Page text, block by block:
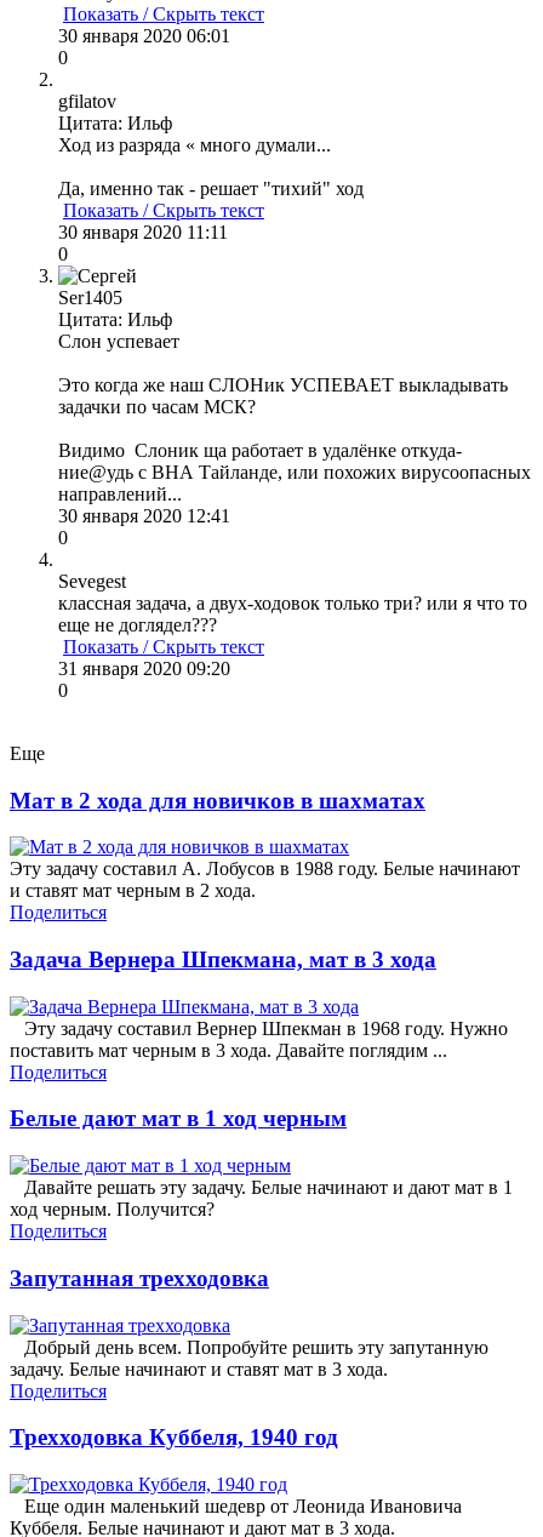
Показать / Скрыть текст
30 января 2020 06:01
0
gfilatov
Цитата: Ильф
Ход из разряда « много думали...
Да, именно так - решает "тихий" ход
Показать / Скрыть текст
30 января 2020 11:11
0
Ser1405
Цитата: Ильф
Слон успевает
Это когда же наш СЛОНик УСПЕВАЕТ выкладывать
задачки по часам МСК?
Видимо Слоник ща работает в удалёнке откуда-
ние@удь с ВНА Тайланде, или похожих вирусоопасных
направлений...
30 января 2020 12:41
0
Sevegest
классная задача, а двух-ходовок только три? или я что то
еще не доглядел???
Показать / Скрыть текст
31 января 2020 09:20
0
Еще
Мат в 2 хода для новичков в шахматах
Эту задачу составил А. Лобусов в 1988 году. Белые начинают
и ставят мат черным в 2 хода.
Поделиться
Задача Вернера Шпекмана, мат в 3 хода
Эту задачу составил Вернер Шпекман в 1968 году. Нужно
поставить мат черным в 3 хода. Давайте поглядим ...
Поделиться
Белые дают мат в 1 ход черным
Давайте решать эту задачу. Белые начинают и дают мат в 1
ход черным. Получится?
Поделиться
Запутанная трехходовка
Добрый день всем. Попробуйте решить эту запутанную
задачу. Белые начинают и ставят мат в 3 хода.
Поделиться
Трехходовка Куббеля, 1940 год
Еще один маленький шедевр от Леонида Ивановича
Куббеля. Белые начинают и дают мат в 3 хода.